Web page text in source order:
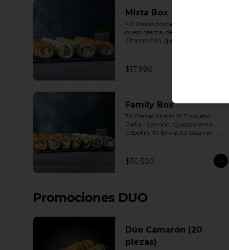
Mixta Box
40 Piezas Mixtas 10 Panko - Pollo,
queso crema, cebollín. 10 Panko -
Champiñón, queso crema,
Queso - Salmón, palta, cebollín.
Incluye: 2 Salsa soya 2 Salsa
$17.990
Family Box
70 Piezas Mixtas 10 Envuelto
Palta - Salmón, Queso crema ,
Cebollín. 10 Envuelto Sésamo -
10 Envuelto Ciboulette -
Camarón, queso crema, cebollín.
Salmón, queso crema, cebollÍn
$30.500
Promociones DUO
Dúo Camarón (20
piezas)